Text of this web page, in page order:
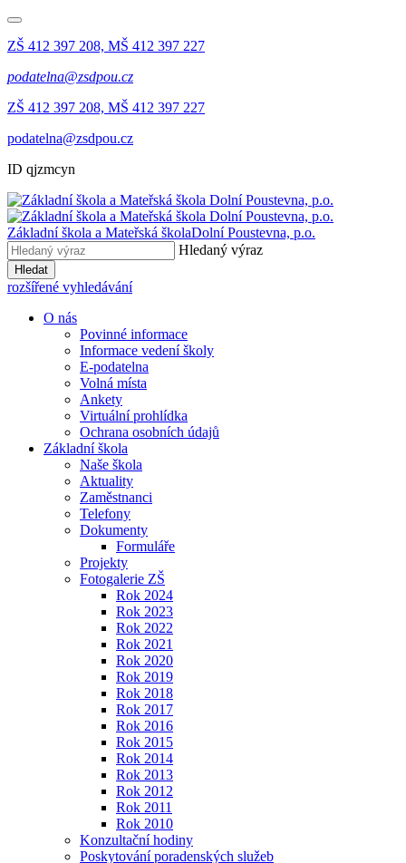
ZŠ 412 397 208, MŠ 412 397 227
podatelna@zsdpou.cz
ZŠ 412 397 208, MŠ 412 397 227
podatelna@zsdpou.cz
ID qjzmcyn
Základní škola a Mateřská školaDolní Poustevna, p.o.
Hledaný výraz
Hledat
rozšířené vyhledávání
O nás
Povinné informace
Informace vedení školy
E-podatelna
Volná místa
Ankety
Virtuální prohlídka
Ochrana osobních údajů
Základní škola
Naše škola
Aktuality
Zaměstnanci
Telefony
Dokumenty
Formuláře
Projekty
Fotogalerie ZŠ
Rok 2024
Rok 2023
Rok 2022
Rok 2021
Rok 2020
Rok 2019
Rok 2018
Rok 2017
Rok 2016
Rok 2015
Rok 2014
Rok 2013
Rok 2012
Rok 2011
Rok 2010
Konzultační hodiny
Poskytování poradenských služeb